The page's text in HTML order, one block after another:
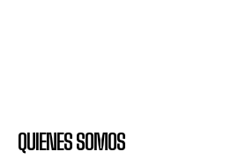
QUIENES SOMOS